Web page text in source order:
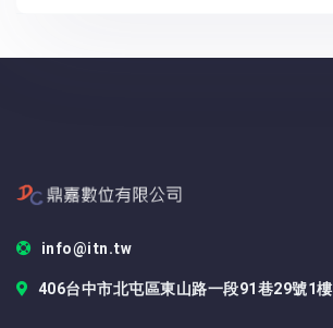
info@itn.tw
406台中市北屯區東山路一段91巷29號1樓